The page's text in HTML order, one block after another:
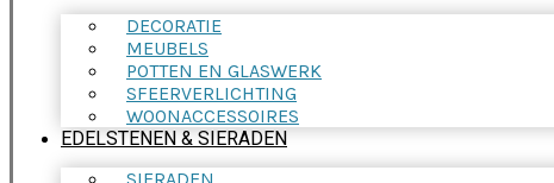
DECORATIE
MEUBELS
POTTEN EN GLASWERK
SFEERVERLICHTING
WOONACCESSOIRES
EDELSTENEN & SIERADEN